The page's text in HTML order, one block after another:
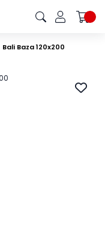
Bali Baza 120x200